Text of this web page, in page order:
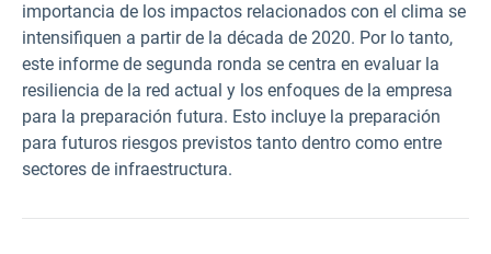
importancia de los impactos relacionados con el clima se
intensifiquen a partir de la década de 2020. Por lo tanto,
este informe de segunda ronda se centra en evaluar la
resiliencia de la red actual y los enfoques de la empresa
para la preparación futura. Esto incluye la preparación
para futuros riesgos previstos tanto dentro como entre
sectores de infraestructura.